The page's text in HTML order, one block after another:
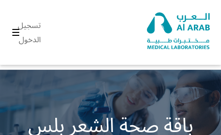
تسجيل
الدخول
باقة صحة الشعر بلس